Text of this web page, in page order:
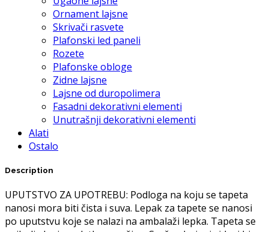
Ornament lajsne
Skrivači rasvete
Plafonski led paneli
Rozete
Plafonske obloge
Zidne lajsne
Lajsne od duropolimera
Fasadni dekorativni elementi
Unutrašnji dekorativni elementi
Alati
Ostalo
Description
UPUTSTVO ZA UPOTREBU: Podloga na koju se tapeta
nanosi mora biti čista i suva. Lepak za tapete se nanosi
po uputstvu koje se nalazi na ambalaži lepka. Tapeta se